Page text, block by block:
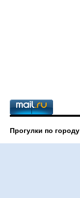
Прогулки по городу